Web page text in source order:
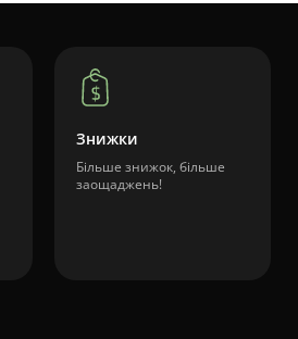
Знижки
Більше знижок, більше
заощаджень!